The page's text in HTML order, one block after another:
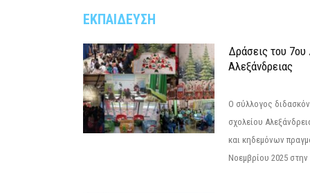
ΕΚΠΑΙΔΕΥΣΗ
Δράσεις του 7ου
Αλεξάνδρειας
Ο σύλλογος
σχολείου
και κηδεμόνων
Νοεμβρίου 2025